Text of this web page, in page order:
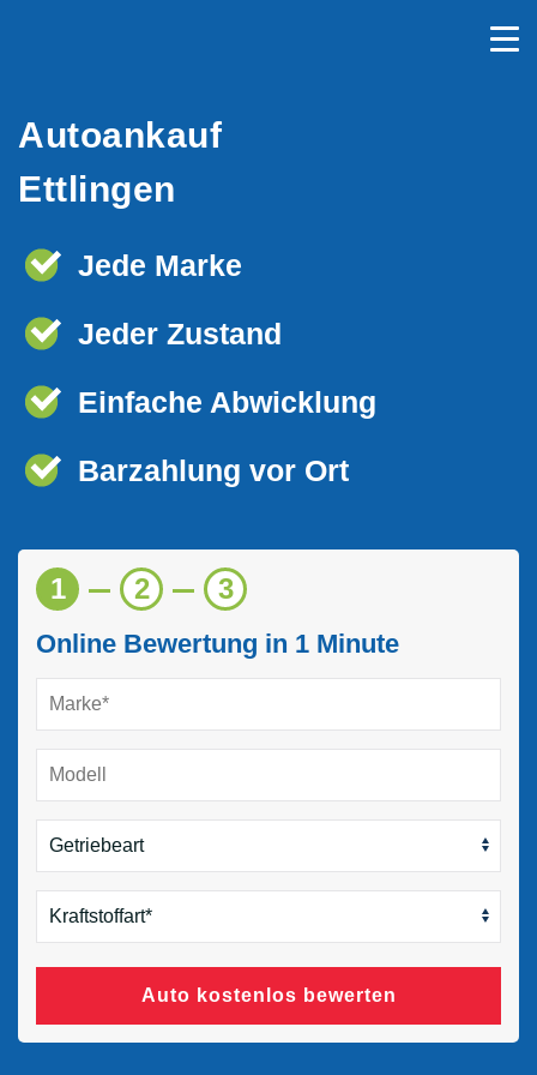
Autoankauf
Ettlingen
Jede Marke
Jeder Zustand
Einfache Abwicklung
Barzahlung vor Ort
1 2 3
Online Bewertung in 1 Minute
Auto kostenlos bewerten